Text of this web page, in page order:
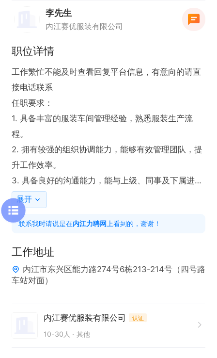
李先生
内江赛优服装有限公司
职位详情
工作繁忙不能及时查看回复平台信息，有意向的请直
接电话联系
任职要求：
1. 具备丰富的服装车间管理经验，熟悉服装生产流
程。
2. 拥有较强的组织协调能力，能够有效管理团队，提
升工作效率。
3. 具备良好的沟通能力，能与上级、同事及下属进行
顺畅交流。
展开
联系我时请说是在内江力聘网 上看到的，谢谢！
工作地址
内江市东兴区能力路274号6栋213-214号（四号路
车站对面）
内江赛优服装有限公司 认证
10-30人 其他